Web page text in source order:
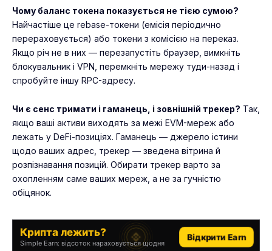
Чому баланс токена показується не тією сумою?
Найчастіше це rebase-токени (емісія періодично
перераховується) або токени з комісією на переказ.
Якщо річ не в них — перезапустіть браузер, вимкніть
блокувальник і VPN, перемкніть мережу туди-назад і
спробуйте іншу RPC-адресу.
Чи є сенс тримати і гаманець, і зовнішній трекер? Так,
якщо ваші активи виходять за межі EVM-мереж або
лежать у DeFi-позиціях. Гаманець — джерело істини
щодо ваших адрес, трекер — зведена вітрина й
розпізнавання позицій. Обирати трекер варто за
охопленням саме ваших мереж, а не за гучністю
обіцянок.
Крипта лежить?
Simple Earn: відсоток нараховується щодня
Відкрити Earn